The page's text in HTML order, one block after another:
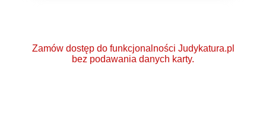
Zamów dostęp do funkcjonalności Judykatura.pl
bez podawania danych karty.